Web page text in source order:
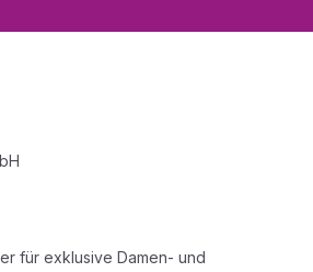
für exklusive Damen- und